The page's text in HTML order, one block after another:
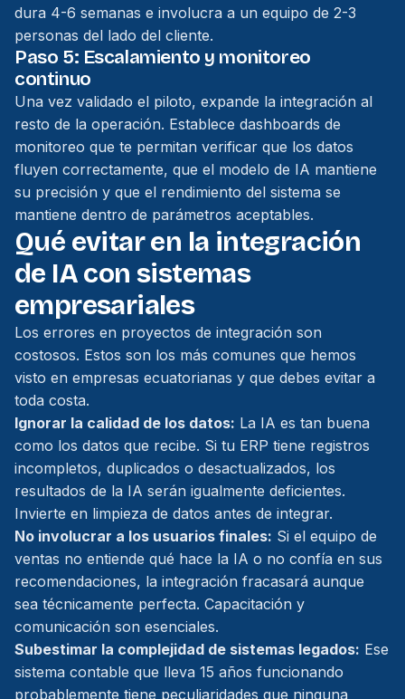
dura 4-6 semanas e involucra a un equipo de 2-3
personas del lado del cliente.
Paso 5: Escalamiento y monitoreo
continuo
Una vez validado el piloto, expande la integración al
resto de la operación. Establece dashboards de
monitoreo que te permitan verificar que los datos
fluyen correctamente, que el modelo de IA mantiene
su precisión y que el rendimiento del sistema se
mantiene dentro de parámetros aceptables.
Qué evitar en la integración
de IA con sistemas
empresariales
Los errores en proyectos de integración son
costosos. Estos son los más comunes que hemos
visto en empresas ecuatorianas y que debes evitar a
toda costa.
Ignorar la calidad de los datos: La IA es tan buena
como los datos que recibe. Si tu ERP tiene registros
incompletos, duplicados o desactualizados, los
resultados de la IA serán igualmente deficientes.
Invierte en limpieza de datos antes de integrar.
No involucrar a los usuarios finales: Si el equipo de
ventas no entiende qué hace la IA o no confía en sus
recomendaciones, la integración fracasará aunque
sea técnicamente perfecta. Capacitación y
comunicación son esenciales.
Subestimar la complejidad de sistemas legados: Ese
sistema contable que lleva 15 años funcionando
probablemente tiene peculiaridades que ninguna